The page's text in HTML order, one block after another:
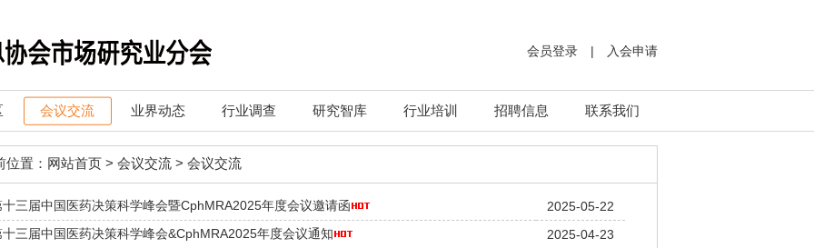
会员登录 | 入会申请
会议交流 业界动态 行业调查 研究智库 行业培训 招聘信息 联系我们
置： 网站首页 > 会议交流 > 会议交流
十三届中国医药决策科学峰会暨CphMRA2025年度会议邀请函
2025-05-22
十三届中国医药决策科学峰会&CphMRA2025年度会议通知
2025-04-23